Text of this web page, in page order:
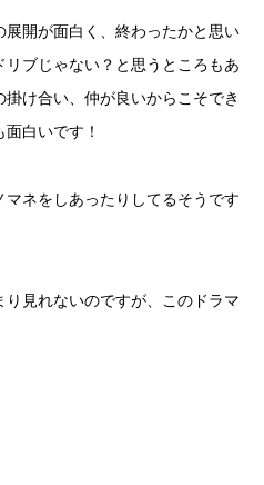
開が面白く、終わったかと思い
ブじゃない？と思うところもあ
け合い、仲が良いからこそでき
白いです！
ネをしあったりしてるそうです
見れないのですが、このドラマ